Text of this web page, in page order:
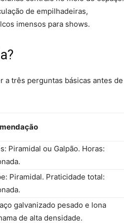
de empilhadeiras,
imensos para shows.
a três perguntas básicas antes de
Piramidal ou Galpão. Horas:
Piramidal. Praticidade total:
galvanizado pesado e lona
de alta densidade.